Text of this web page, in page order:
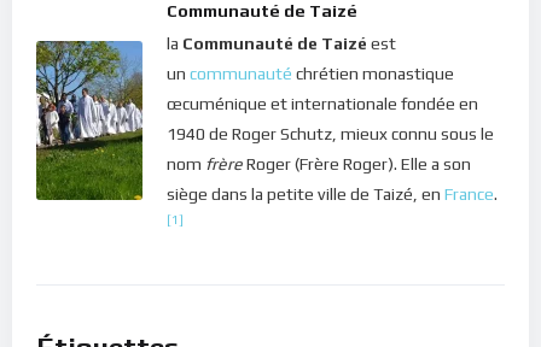
Communauté de Taizé
la Communauté de Taizé est
un communauté chrétien monastique
œcuménique et internationale fondée en
1940 de Roger Schutz, mieux connu sous le
nom frèreRoger (Frère Roger). Elle a son
siège dans la petite ville de Taizé, en France.
[1]